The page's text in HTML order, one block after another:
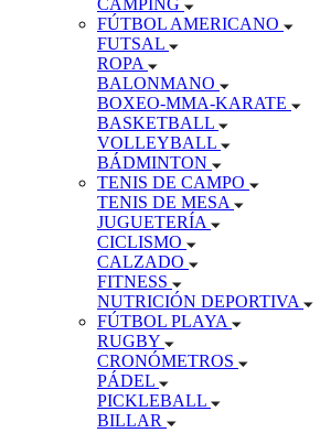
CAMPING
FÚTBOL AMERICANO
FUTSAL
ROPA
BALONMANO
BOXEO-MMA-KARATE
BASKETBALL
VOLLEYBALL
BÁDMINTON
TENIS DE CAMPO
TENIS DE MESA
JUGUETERÍA
CICLISMO
CALZADO
FITNESS
NUTRICIÓN DEPORTIVA
FÚTBOL PLAYA
RUGBY
CRONÓMETROS
PÁDEL
PICKLEBALL
BILLAR